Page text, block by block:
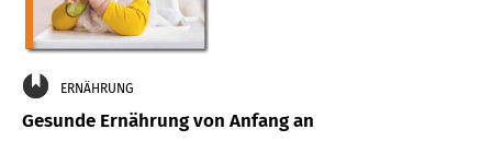
ERNÄHRUNG
Gesunde Ernährung von Anfang an